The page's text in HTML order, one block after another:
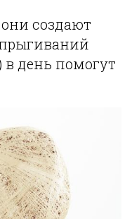
создают
день помогут